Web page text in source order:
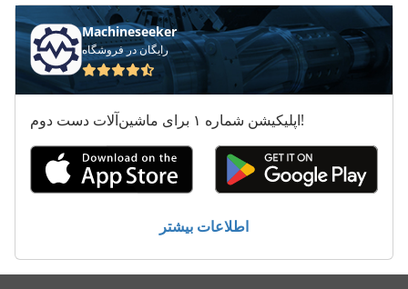
Scheppach Hf 3000
Schlebach Dsm 1000
Schliesing 235 Mx
Scm 2000 D
Scm Concept 2000
Vollmer Cns
Machineseeker
رایگان در فروشگاه
اپلیکیشن شماره ۱ برای ماشین‌آلات دست دوم!
اطلاعات بیشتر